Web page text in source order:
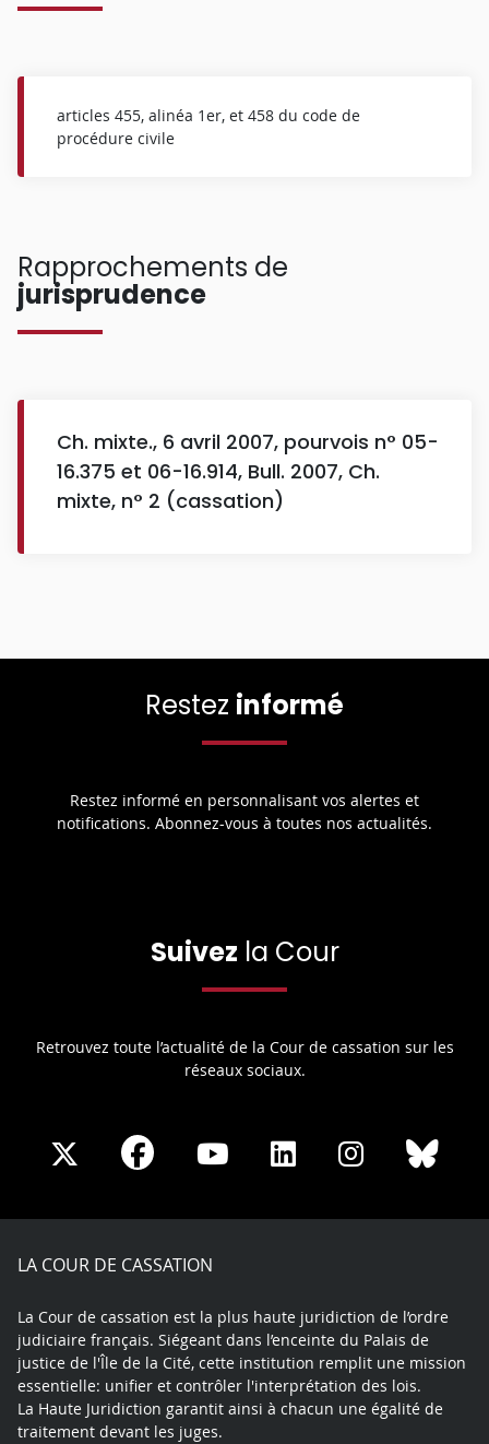
articles 455, alinéa 1er, et 458 du code de
procédure civile
Rapprochements de
jurisprudence
Ch. mixte., 6 avril 2007, pourvois n° 05-
16.375 et 06-16.914, Bull. 2007, Ch.
mixte, n° 2 (cassation)
Restez informé
Restez informé en personnalisant vos alertes et
notifications. Abonnez-vous à toutes nos actualités.
Suivez la Cour
Retrouvez toute l’actualité de la Cour de cassation sur les
réseaux sociaux.
Share
X
Share
Facebook
Share
Youtube
Share
LinkedIn
Share
Instagram
LA COUR DE CASSATION
La Cour de cassation est la plus haute juridiction de l’ordre
judiciaire français. Siégeant dans l’enceinte du Palais de
justice de l'Île de la Cité, cette institution remplit une mission
essentielle: unifier et contrôler l'interprétation des lois.
La Haute Juridiction garantit ainsi à chacun une égalité de
traitement devant les juges.